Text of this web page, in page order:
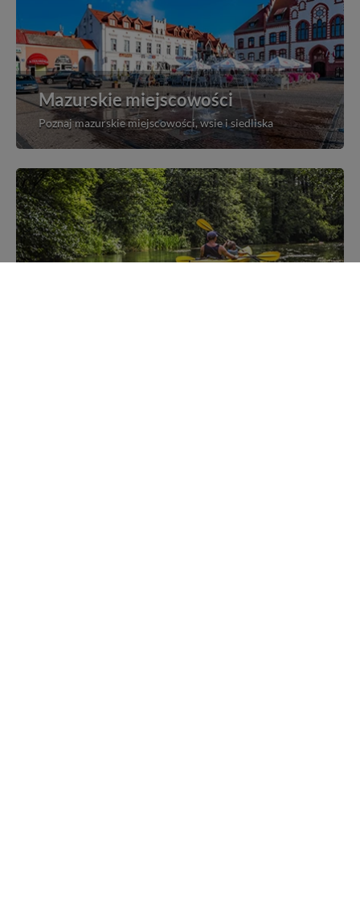
Mazurskie miejscowości
Poznaj mazurskie miejscowości, wsie i siedliska